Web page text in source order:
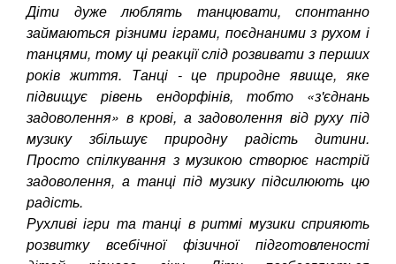
Діти дуже люблять танцювати, спонтанно
займаються різними іграми, поєднаними з рухом і
танцями, тому ці реакції слід розвивати з перших
років життя. Танці - це природне явище, яке
підвищує рівень ендорфінів, тобто «з'єднань
задоволення» в крові, а задоволення від руху під
музику збільшує природну радість дитини.
Просто спілкування з музикою створює настрій
задоволення, а танці під музику підсилюють цю
радість.
Рухливі ігри та танці в ритмі музики сприяють
розвитку всебічної фізичної підготовленості